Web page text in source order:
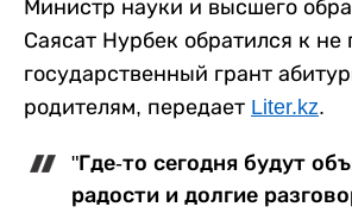
Министр науки и высшего
Саясат Нурбек обратился к не
государственный грант
родителям, передает Liter.kz.
"Где-то сегодня будут
радости и долгие